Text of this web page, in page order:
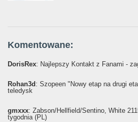
Komentowane:
DorisRex: Najlepszy Kontakt z Fanami -
Rohan3d : Szopeen "Nowy etap na drugi
teledysk
gmxxx: Żabson/Hellfield/Sentino, White
tygodnia (PL)